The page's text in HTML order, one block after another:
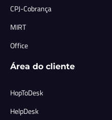
CPJ-Cobrança
MIRT
Office
Área do cliente
HopToDesk
HelpDesk